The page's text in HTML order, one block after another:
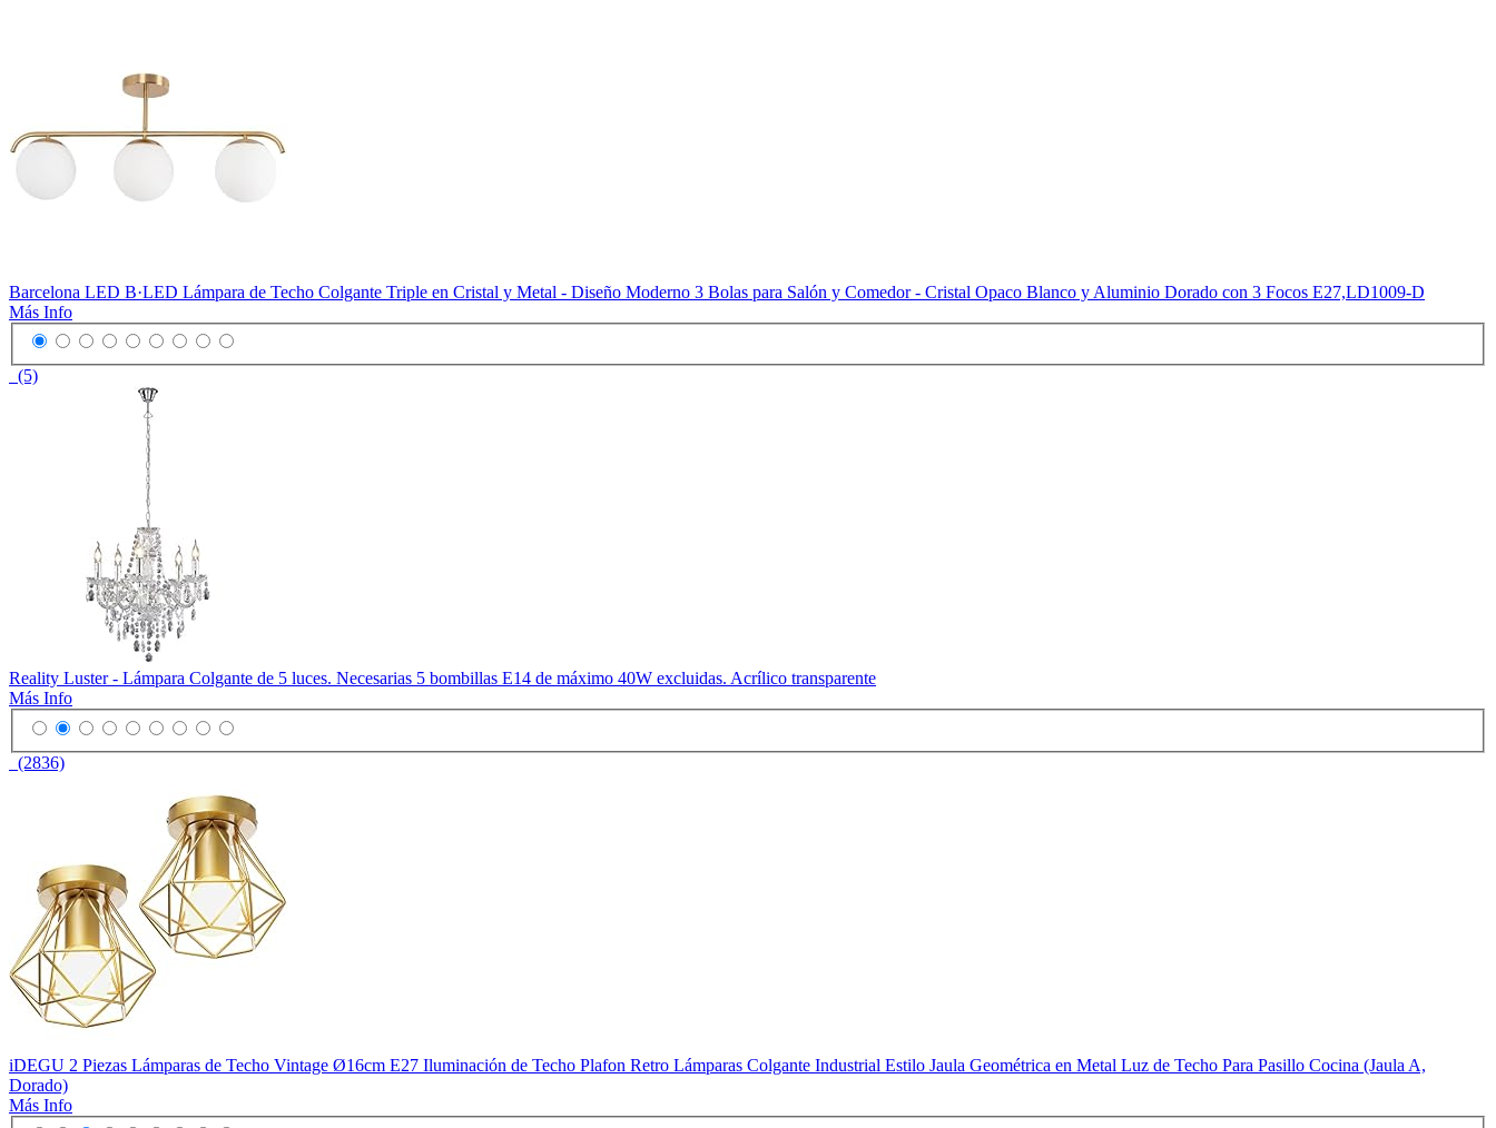
Barcelona LED B·LED Lámpara de Techo Colgante Triple en Cristal y Metal - Diseño Moderno 3 Bolas para Salón y Comedor - Cristal Opaco Blanco y Aluminio Dorado con 3 Focos E27,LD1009-D
Más Info
(5)
Reality Luster - Lámpara Colgante de 5 luces. Necesarias 5 bombillas E14 de máximo 40W excluidas. Acrílico transparente
Más Info
(2836)
iDEGU 2 Piezas Lámparas de Techo Vintage Ø16cm E27 Iluminación de Techo Plafon Retro Lámparas Colgante Industrial Estilo Jaula Geométrica en Metal Luz de Techo Para Pasillo Cocina (Jaula A,
Dorado)
Más Info